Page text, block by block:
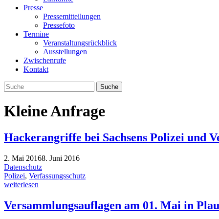
Presse
Pressemitteilungen
Pressefoto
Termine
Veranstaltungsrückblick
Ausstellungen
Zwischenrufe
Kontakt
Kleine Anfrage
Hackerangriffe bei Sachsens Polizei und
2. Mai 20168. Juni 2016
Datenschutz
Polizei, Verfassungsschutz
weiterlesen
Versammlungsauflagen am 01. Mai in